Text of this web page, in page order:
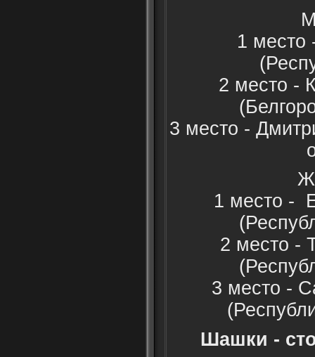
1 место
2 место -
3 место -
1 место -
2 место -
3 место -
Шашки -